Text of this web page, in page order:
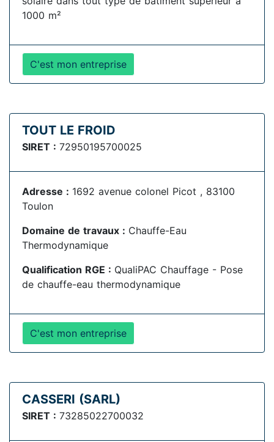
1000 m²
C'est mon entreprise
TOUT LE FROID
SIRET : 72950195700025
Adresse : 1692 avenue colonel Picot , 83100
Toulon
Domaine de travaux : Chauffe-Eau
Thermodynamique
Qualification RGE : QualiPAC Chauffage - Pose
de chauffe-eau thermodynamique
C'est mon entreprise
CASSERI (SARL)
SIRET : 73285022700032